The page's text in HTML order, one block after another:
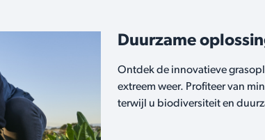
Duurzame
Ontdek de innovatieve
extreem weer. Profiteer van
terwijl u biodiversiteit en